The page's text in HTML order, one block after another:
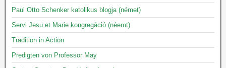
Paul Otto Schenker katolikus blogja (német)
Servi Jesu et Marie kongregáció (néemt)
Tradition in Action
Predigten von Professor May